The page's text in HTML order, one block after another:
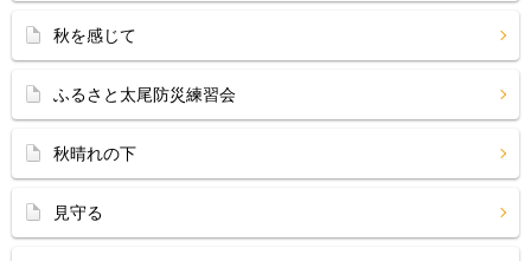
秋を感じて
ふるさと太尾防災練習会
秋晴れの下
見守る